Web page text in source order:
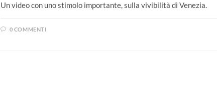
Un video con uno stimolo importante, sulla vivibilità di Venezia.
0 COMMENTI